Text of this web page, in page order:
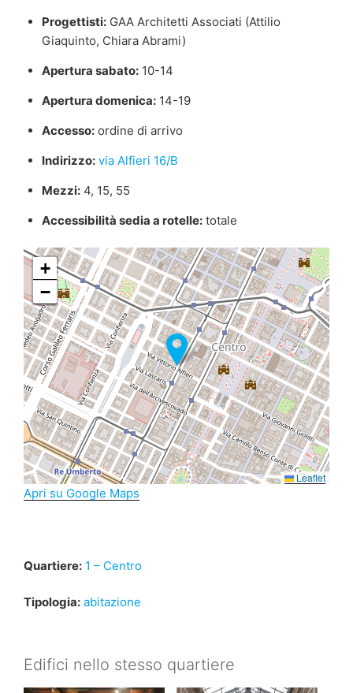
Progettisti:GAA Architetti Associati (Attilio
Giaquinto, Chiara Abrami)
Apertura sabato:10-14
Apertura domenica:14-19
Accesso:ordine di arrivo
Indirizzo: via Alfieri 16/B
Mezzi:4, 15, 55
Accessibilità sedia a rotelle:totale
+
−
Leaflet
Apri su Google Maps
Quartiere: 1 – Centro
Tipologia: abitazione
Edifici nello stesso quartiere